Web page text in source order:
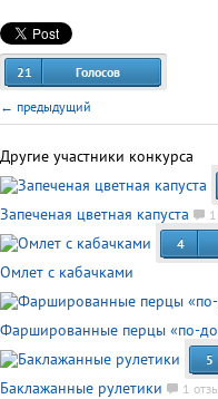
21 Голосов
← предыдущий
Другие участники конкурса
Запеченая цветная капуста
4
Омлет с кабачками
Фаршированные перцы «по-
5
Баклажанные рулетики 1